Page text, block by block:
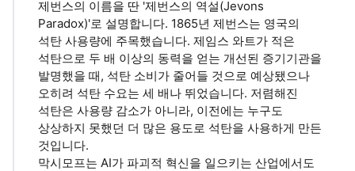
제번스의 이름을 딴 '제번스의 역설(Jevons
Paradox)'로 설명합니다. 1865년 제번스는 영국의
석탄 사용량에 주목했습니다. 제임스 와트가 적은
석탄으로 두 배 이상의 동력을 얻는 개선된 증기기관을
발명했을 때, 석탄 소비가 줄어들 것으로 예상됐으나
오히려 석탄 수요는 세 배나 뛰었습니다. 저렴해진
석탄은 사용량 감소가 아니라, 이전에는 누구도
상상하지 못했던 더 많은 용도로 석탄을 사용하게 만든
것입니다.
막시모프는 AI가 파괴적 혁신을 일으키는 산업에서도